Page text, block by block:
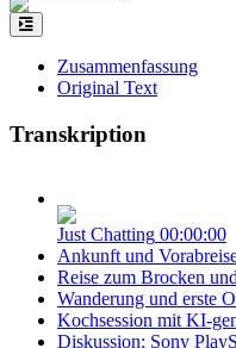
Zusammenfassung
Original Text
Transkription
Just Chatting 00:00:00
Ankunft und
Reise zum Brocken
Wanderung und erste
Kochsession mit KI-
Diskussion: Sony